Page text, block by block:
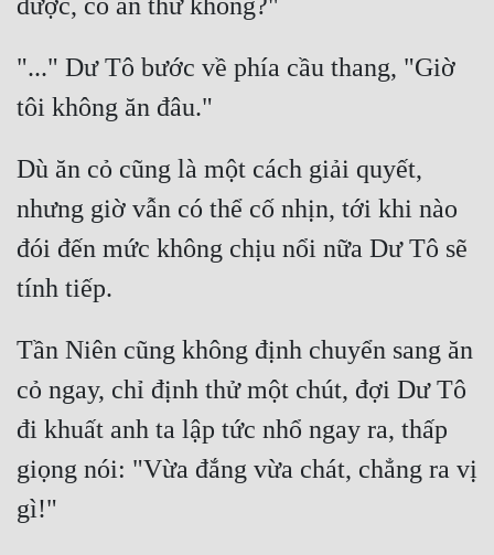
"..." Dư Tô bước về phía cầu thang, "Giờ
Dù ăn cỏ cũng là một cách giải quyết,
nhưng giờ vẫn có thể cố nhịn, tới khi nào
đói đến mức không chịu nổi nữa Dư Tô sẽ
Tần Niên cũng không định chuyển sang ăn
cỏ ngay, chỉ định thử một chút, đợi Dư Tô
đi khuất anh ta lập tức nhổ ngay ra, thấp
giọng nói: "Vừa đắng vừa chát, chẳng ra vị